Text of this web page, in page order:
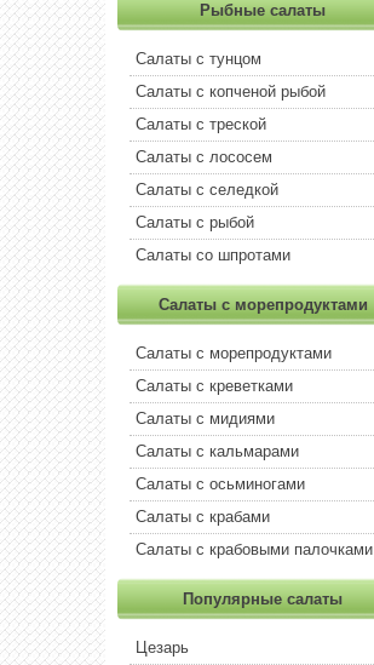
Рыбные салаты
Салаты с тунцом
Салаты с копченой рыбой
Салаты с треской
Салаты с лососем
Салаты с селедкой
Салаты с рыбой
Салаты со шпротами
Салаты с морепродуктами
Салаты с морепродуктами
Салаты с креветками
Салаты с мидиями
Салаты с кальмарами
Салаты с осьминогами
Салаты с крабами
Салаты с крабовыми палочками
Популярные салаты
Цезарь